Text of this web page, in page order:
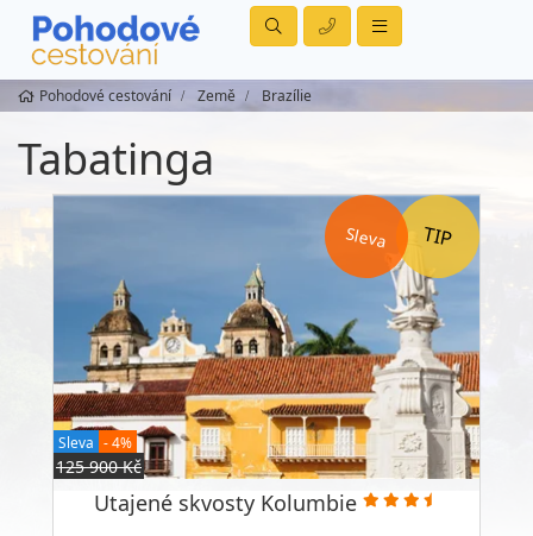
Pohodové cestování Země Brazílie
Tabatinga
Sleva
Sleva - 4%
125 900 Kč
Utajené skvosty Kolumbie